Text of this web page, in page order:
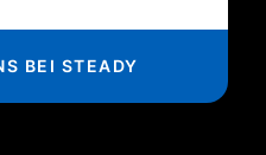
BEI STEADY